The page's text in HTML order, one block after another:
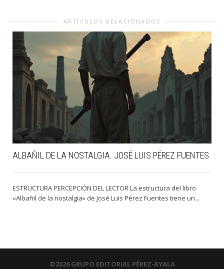
ARTÍCULOS RELACIONADOS
ALBAÑIL DE LA NOSTALGIA. JOSÉ LUIS PÉREZ FUENTES
ESTRUCTURA PERCEPCIÓN DEL LECTOR La estructura del libro
«Albañil de la nostalgia» de José Luis Pérez Fuentes tiene un...
©2026 GRUPO EDITORIAL PÉREZ-AYALA